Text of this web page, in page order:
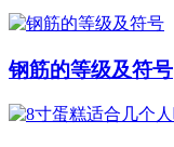
钢筋的等级及符号